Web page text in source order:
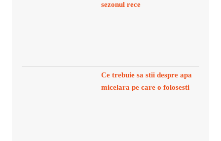
sezonul rece
Ce trebuie sa stii despre apa
micelara pe care o folosesti